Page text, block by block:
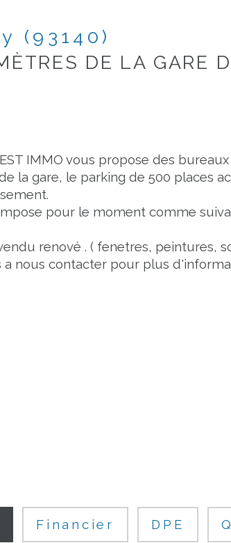
(93140)
DE LA GARE
IMMO vous propose des
la gare, le parking de 500 places
pour le moment comme
renové . ( fenetres, peintures,
a nous contacter pour plus
Financier DPE